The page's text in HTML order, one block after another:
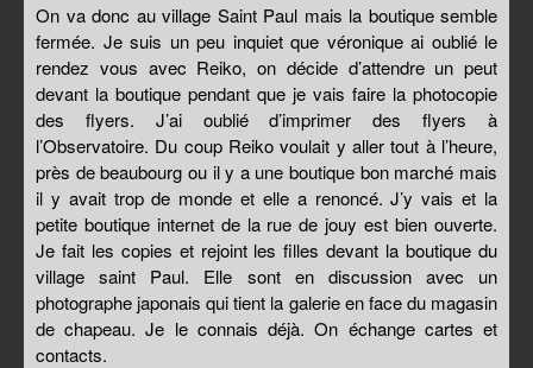
On va donc au village Saint Paul mais la boutique semble
fermée. Je suis un peu inquiet que véronique ai oublié le
rendez vous avec Reiko, on décide d’attendre un peut
devant la boutique pendant que je vais faire la photocopie
des flyers. J’ai oublié d’imprimer des flyers à
l’Observatoire. Du coup Reiko voulait y aller tout à l’heure,
près de beaubourg ou il y a une boutique bon marché mais
il y avait trop de monde et elle a renoncé. J’y vais et la
petite boutique internet de la rue de jouy est bien ouverte.
Je fait les copies et rejoint les filles devant la boutique du
village saint Paul. Elle sont en discussion avec un
photographe japonais qui tient la galerie en face du magasin
de chapeau. Je le connais déjà. On échange cartes et
contacts.